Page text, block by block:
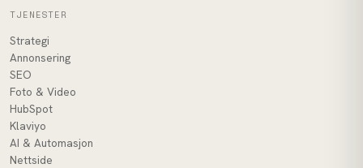
TJENESTER
Strategi
Annonsering
SEO
Foto & Video
HubSpot
Klaviyo
AI & Automasjon
Nettside